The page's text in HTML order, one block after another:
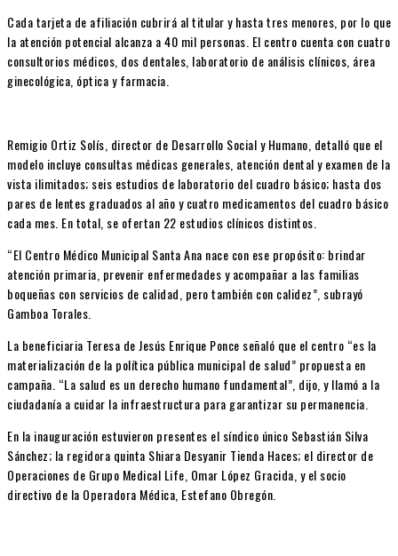
Cada tarjeta de afiliación cubrirá al titular y hasta tres menores, por lo que
la atención potencial alcanza a 40 mil personas. El centro cuenta con cuatro
consultorios médicos, dos dentales, laboratorio de análisis clínicos, área
ginecológica, óptica y farmacia.
Remigio Ortiz Solís, director de Desarrollo Social y Humano, detalló que el
modelo incluye consultas médicas generales, atención dental y examen de la
vista ilimitados; seis estudios de laboratorio del cuadro básico; hasta dos
pares de lentes graduados al año y cuatro medicamentos del cuadro básico
cada mes. En total, se ofertan 22 estudios clínicos distintos.
“El Centro Médico Municipal Santa Ana nace con ese propósito: brindar
atención primaria, prevenir enfermedades y acompañar a las familias
boqueñas con servicios de calidad, pero también con calidez”, subrayó
Gamboa Torales.
La beneficiaria Teresa de Jesús Enrique Ponce señaló que el centro “es la
materialización de la política pública municipal de salud” propuesta en
campaña. “La salud es un derecho humano fundamental”, dijo, y llamó a la
ciudadanía a cuidar la infraestructura para garantizar su permanencia.
En la inauguración estuvieron presentes el síndico único Sebastián Silva
Sánchez; la regidora quinta Shiara Desyanir Tienda Haces; el director de
Operaciones de Grupo Medical Life, Omar López Gracida, y el socio
directivo de la Operadora Médica, Estefano Obregón.